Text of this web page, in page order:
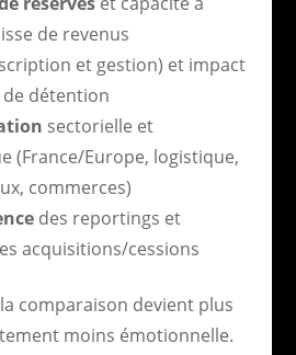
de revenus
et gestion) et impact
de détention
sectorielle et
(France/Europe, logistique,
commerces)
des reportings et
acquisitions/cessions
comparaison devient plus
moins émotionnelle.